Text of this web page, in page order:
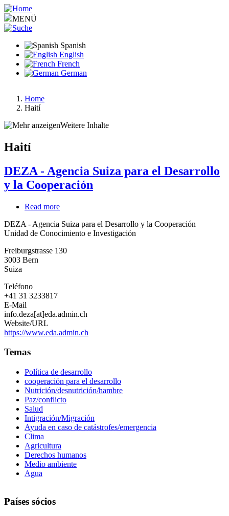
Pasar
al
contenido
MENÜ
Spanish
English
French
German
Ruta
de
Home
Haití
Weitere Inhalte
Haití
DEZA - Agencia Suiza para el Desarrollo
y la Cooperación
Read more
-
Agencia
para
DEZA - Agencia Suiza para el Desarrollo y la Cooperación
Unidad de Conocimiento e Investigación
Freiburgstrasse 130
3003 Bern
Suiza
Teléfono
+41 31 3233817
E-Mail
info.deza[at]eda.admin.ch
Website/URL
https://www.eda.admin.ch
Temas
Política de desarrollo
cooperación para el desarrollo
Nutrición/desnutrición/hambre
Paz/conflicto
Salud
Intigración/Migración
Ayuda en caso de catástrofes/emergencia
Clima
Agricultura
Derechos humanos
Medio ambiente
Agua
Países sócios